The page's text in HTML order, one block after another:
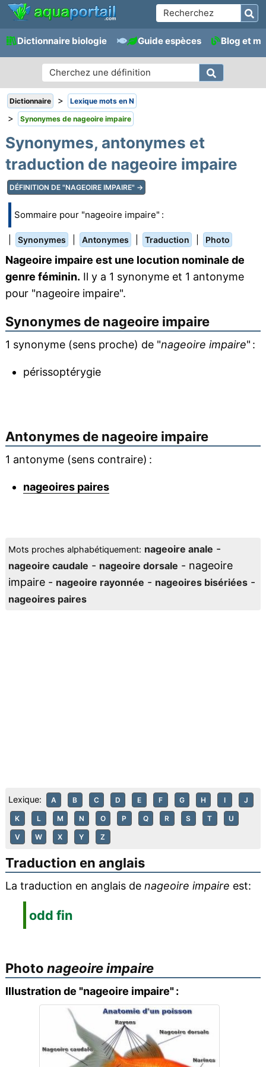
Dictionnaire biologie Guide espèces Blog et
Dictionnaire > Lexique mots en N
> Synonymes de nageoire impaire
Synonymes, antonymes et
traduction de nageoire impaire
DÉFINITION DE "NAGEOIRE IMPAIRE" →
Sommaire pour "nageoire impaire" :
Synonymes Antonymes Traduction Photo
Nageoire impaire est une locution nominale de
genre féminin. Il y a 1 synonyme et 1 antonyme
pour "nageoire impaire".
Synonymes de nageoire impaire
1 synonyme (sens proche) de "nageoire impaire" :
périssoptérygie
Antonymes de nageoire impaire
1 antonyme (sens contraire) :
nageoires paires
Mots proches alphabétiquement: nageoire anale -
nageoire caudale - nageoire dorsale - nageoire
impaire - nageoire rayonnée - nageoires bisériées-
nageoires paires
Lexique: A B C D E F G H I J
K L M N O P Q R S T U
V W X Y Z
Traduction en anglais
La traduction en anglais de nageoire impaire est:
odd fin
Photo nageoire impaire
Illustration de "nageoire impaire" :